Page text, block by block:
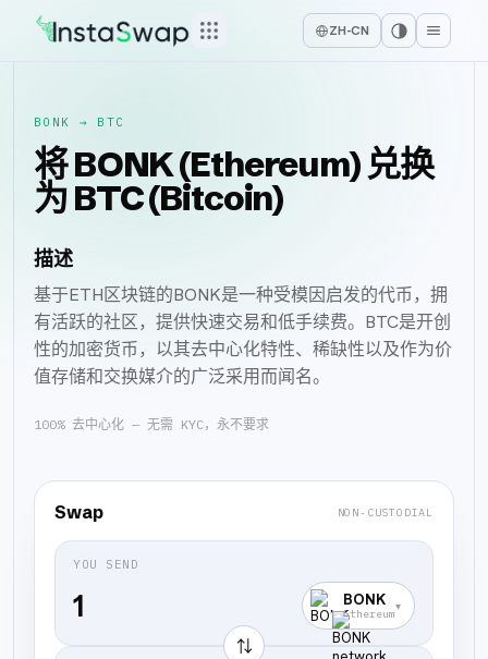
ZH-CN
BONK → BTC
将 BONK (Ethereum) 兑换
为 BTC (Bitcoin)
描述
基于ETH区块链的BONK是一种受模因启发的代币，拥
有活跃的社区，提供快速交易和低手续费。BTC是开创
性的加密货币，以其去中心化特性、稀缺性以及作为价
值存储和交换媒介的广泛采用而闻名。
100% 去中心化 — 无需 KYC，永不要求
Swap NON-CUSTODIAL
YOU SEND
BONK
Ethereum
▾
⇅